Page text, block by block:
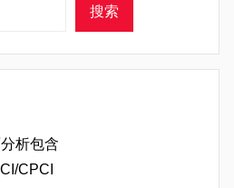
搜索
析包含
CPCI